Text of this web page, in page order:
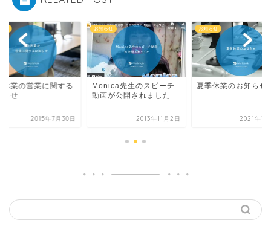
休業の営業に関する
らせ
2015年7月30日
お知らせ
Monica先生のスピーチ
動画が公開されました
2013年11月2日
お知らせ
夏季休業のお知らせ
2021年7